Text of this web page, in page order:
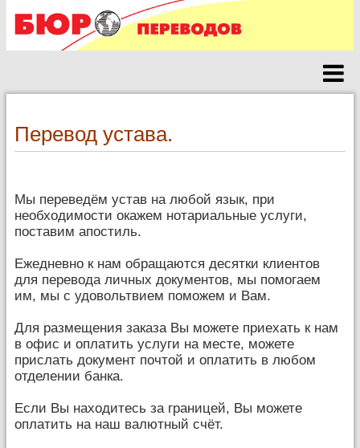
Перевод устава.
Мы переведём устав на любой язык, при
необходимости окажем нотариальные услуги,
поставим апостиль.
Ежедневно к нам обращаются десятки клиентов
для перевода личных документов, мы помогаем
им, мы с удовольтвием поможем и Вам.
Для размещения заказа Вы можете приехать к нам
в офис и оплатить услуги на месте, можете
прислать документ почтой и оплатить в любом
отделении банка.
Если Вы находитесь за границей, Вы можете
оплатить на наш валютный счёт.